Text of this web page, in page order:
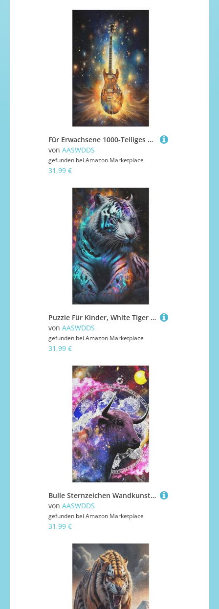
Für Erwachsene 1000-Teiliges Gitarre -Puzzles, Holzbrett-Puzzle, Für Kinder, Geschenke, 78×53cm
von AASWDDS
gefunden bei Amazon Marketplace
31,99 €
Puzzle Für Kinder, White Tiger -Puzzles Für Erwachsene, 1000-teiliges Holzpuzzle Für Jugendliche, Tolles 78×53cm
von AASWDDS
gefunden bei Amazon Marketplace
31,99 €
Bulle Sternzeichen Wandkunst Holzpuzzle - 1000 Teiliges Jigsaw Knobelspiel - Puzzle Für Erwachsene & Kinder - Outdoor & Reisespielzeug 78×53cm
von AASWDDS
gefunden bei Amazon Marketplace
31,99 €